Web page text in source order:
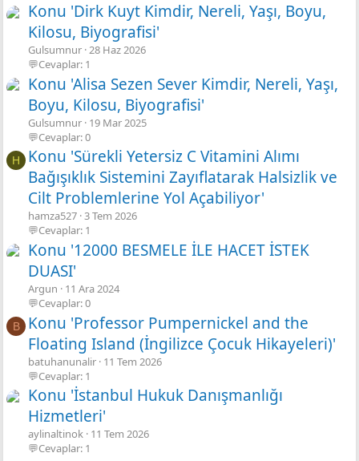
Konu 'Dirk Kuyt Kimdir, Nereli, Yaşı, Boyu,
Kilosu, Biyografisi'
Gulsumnur 28 Haz 2026
💬Cevaplar: 1
Konu 'Alisa Sezen Sever Kimdir, Nereli, Yaşı,
Boyu, Kilosu, Biyografisi'
Gulsumnur 19 Mar 2025
💬Cevaplar: 0
H
Konu 'Sürekli Yetersiz C Vitamini Alımı
Bağışıklık Sistemini Zayıflatarak Halsizlik ve
Cilt Problemlerine Yol Açabiliyor'
hamza527 3 Tem 2026
💬Cevaplar: 1
Konu '12000 BESMELE İLE HACET İSTEK
DUASI'
Argun
11 Ara 2024
💬Cevaplar: 0
B
Konu 'Professor Pumpernickel and the
Floating Island (İngilizce Çocuk Hikayeleri)'
batuhanunalir 11 Tem 2026
💬Cevaplar: 1
Konu 'İstanbul Hukuk Danışmanlığı
Hizmetleri'
aylinaltinok 11 Tem 2026
💬Cevaplar: 1